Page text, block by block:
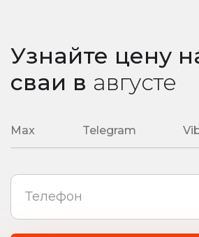
Узнайте цену
сваи в августе
Max Telegram